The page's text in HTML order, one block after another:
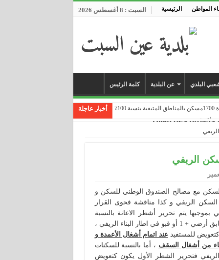
السبت : 8 أغسطس 2026 الرئيسية المواطن
كلمة الرئيس عن البلدية البلدي
أخبار عاجلة
... ...
الريفي
السكن مع مصالح الصندوق الوطني للسكن و
الريفي و كذا مناقشة فحوى القرار
، تم وضع الأطر التي بموجبها يتم تحرير أشطر الاعانة بالنسبة
للسكنات الريفية محل التعلية أو السكنات الريفية المتكونة من طابق أرضي + 1 أو قبو في اطار البناء الريفي ،
للمستفيدعند اتمام أشغال الأعمدة و
من أشغال السقف ، أما بالنسبة للسكنات
قبو في إطار البناء الريفي فتحرير الشطر الأول يكون كتعويض